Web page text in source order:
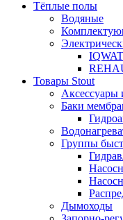
Тёплые полы
Водяные
Товары Stout
Баки
Группы
Дымоходы